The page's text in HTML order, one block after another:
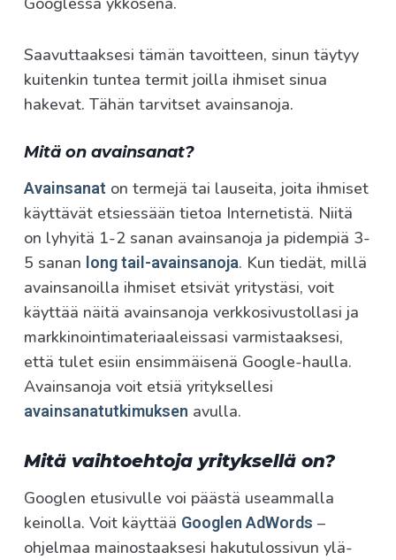
Saavuttaaksesi tämän tavoitteen, sinun täytyy
kuitenkin tuntea termit joilla ihmiset sinua
hakevat. Tähän tarvitset avainsanoja.
Mitä on avainsanat?
Avainsanat on termejä tai lauseita, joita ihmiset
käyttävät etsiessään tietoa Internetistä. Niitä
on lyhyitä 1-2 sanan avainsanoja ja pidempiä 3-
5 sanan long tail-avainsanoja. Kun tiedät, millä
avainsanoilla ihmiset etsivät yritystäsi, voit
käyttää näitä avainsanoja verkkosivustollasi ja
markkinointimateriaaleissasi varmistaaksesi,
että tulet esiin ensimmäisenä Google-haulla.
Avainsanoja voit etsiä yrityksellesi
avainsanatutkimuksen avulla.
Mitä vaihtoehtoja yrityksellä on?
Googlen etusivulle voi päästä useammalla
keinolla. Voit käyttää Googlen AdWords –
ohjelmaa mainostaaksesi hakutulossivun ylä-